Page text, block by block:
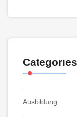
Categories
Ausbildung